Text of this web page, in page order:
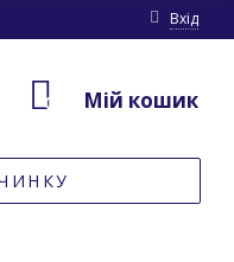
Вхід
0 Мій кошик